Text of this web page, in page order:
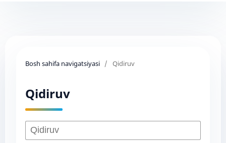
Bosh sahifa navigatsiyasi / Qidiruv
Qidiruv